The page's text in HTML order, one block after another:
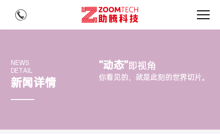
NEWS
DETAIL
新闻详情
“动态”即视角
你看见的，就是此刻的世界切片。